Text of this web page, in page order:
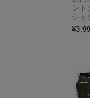
ント
シャ
¥